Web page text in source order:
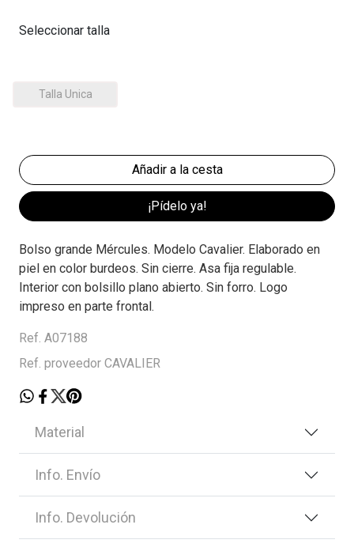
Seleccionar talla
Talla Unica
¡Pídelo ya!
Bolso grande Mércules. Modelo Cavalier. Elaborado en
piel en color burdeos. Sin cierre. Asa fija regulable.
Interior con bolsillo plano abierto. Sin forro. Logo
impreso en parte frontal.
Ref. A07188
Ref. proveedor CAVALIER
Material
Info. Envío
Info. Devolución